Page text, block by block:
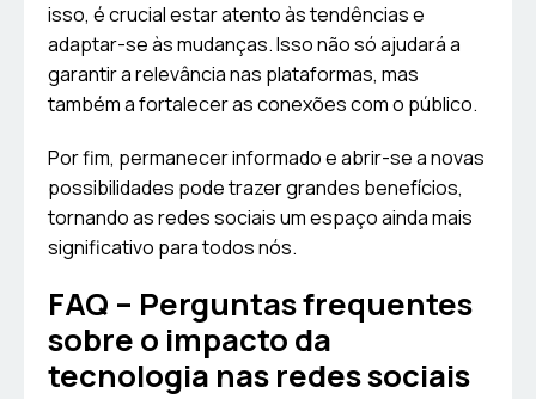
isso, é crucial estar atento às tendências e
adaptar-se às mudanças. Isso não só ajudará a
garantir a relevância nas plataformas, mas
também a fortalecer as conexões com o público.
Por fim, permanecer informado e abrir-se a novas
possibilidades pode trazer grandes benefícios,
tornando as redes sociais um espaço ainda mais
significativo para todos nós.
FAQ – Perguntas frequentes
sobre o impacto da
tecnologia nas redes sociais